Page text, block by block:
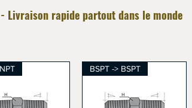
Livraison rapide partout dans le monde
BSPT -> BSPT